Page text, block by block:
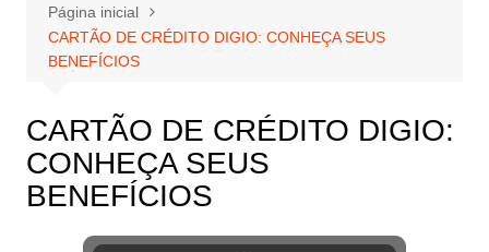
Página inicial
CARTÃO DE CRÉDITO DIGIO: CONHEÇA SEUS
BENEFÍCIOS
CARTÃO DE CRÉDITO DIGIO:
CONHEÇA SEUS
BENEFÍCIOS